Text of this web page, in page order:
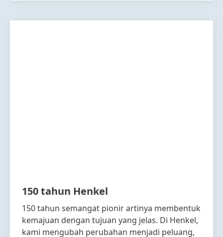
150 tahun Henkel
150 tahun semangat pionir artinya membentuk
kemajuan dengan tujuan yang jelas. Di Henkel,
kami mengubah perubahan menjadi peluang,